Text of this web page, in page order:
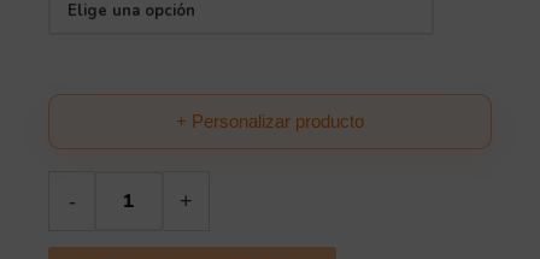
+ Personalizar producto
- +